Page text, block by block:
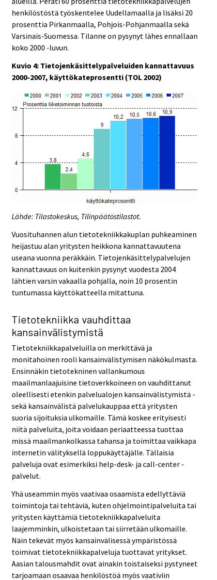
henkilöstöstä työskentelee Uudellamaalla ja lisäksi 20
prosenttia Pirkanmaalla, Pohjois-Pohjanmaalla sekä
Varsinais-Suomessa. Tilanne on pysynyt lähes ennallaan
koko 2000 -luvun.
Kuvio 4: Tietojenkäsittelypalveluiden kannattavuus
2000-2007, käyttökateprosentti (TOL 2002)
Lähde: Tilastokeskus, Tilinpäätöstilastot.
Vuosituhannen alun tietotekniikkakuplan puhkeaminen
heijastuu alan yritysten heikkona kannattavuutena
useana vuonna peräkkäin. Tietojenkäsittelypalvelujen
kannattavuus on kuitenkin pysynyt vuodesta 2004
lähtien varsin vakaalla pohjalla, noin 10 prosentin
tuntumassa käyttökatteella mitattuna.
Tietotekniikka vauhdittaa
kansainvälistymistä
Tietotekniikkapalveluilla on merkittävä ja
monitahoinen rooli kansainvälistymisen näkökulmasta.
Ensinnäkin tietotekninen vallankumous
maailmanlaajuisine tietoverkkoineen on vauhdittanut
oleellisesti etenkin palvelualojen kansainvälistymistä -
sekä kansainvälistä palvelukauppaa että yritysten
suoria sijoituksia ulkomaille. Tämä koskee erityisesti
niitä palveluita, joita voidaan periaatteessa tuottaa
missä maailmankolkassa tahansa ja toimittaa vaikkapa
internetin välityksellä loppukäyttäjälle. Tällaisia
palveluja ovat esimerkiksi help-desk- ja call-center -
palvelut.
Yhä useammin myös vaativaa osaamista edellyttäviä
toimintoja tai tehtäviä, kuten ohjelmointipalveluita tai
yritysten käyttämiä tietotekniikkapalveluita
laajemminkin, ulkoistetaan tai siirretään ulkomaille.
Näin tekevät myös kansainvälisessä ympäristössä
toimivat tietotekniikkapalveluja tuottavat yritykset.
Aasian talousmahdit ovat ainakin toistaiseksi pystyneet
tarjoamaan osaavaa henkilöstöä myös vaativiin